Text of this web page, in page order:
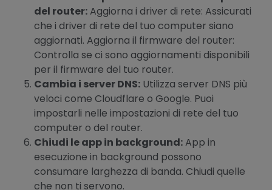
del router:Aggiorna i driver di rete: Assicurati
che i driver di rete del tuo computer siano
aggiornati. Aggiorna il firmware del router:
Controlla se ci sono aggiornamenti disponibili
per il firmware del tuo router.
Cambia i server DNS: Utilizza server DNS più
veloci come Cloudflare o Google. Puoi
impostarli nelle impostazioni di rete del tuo
computer o del router.
Chiudi le app in background:App in
esecuzione in background possono
consumare larghezza di banda. Chiudi quelle
che non ti servono.